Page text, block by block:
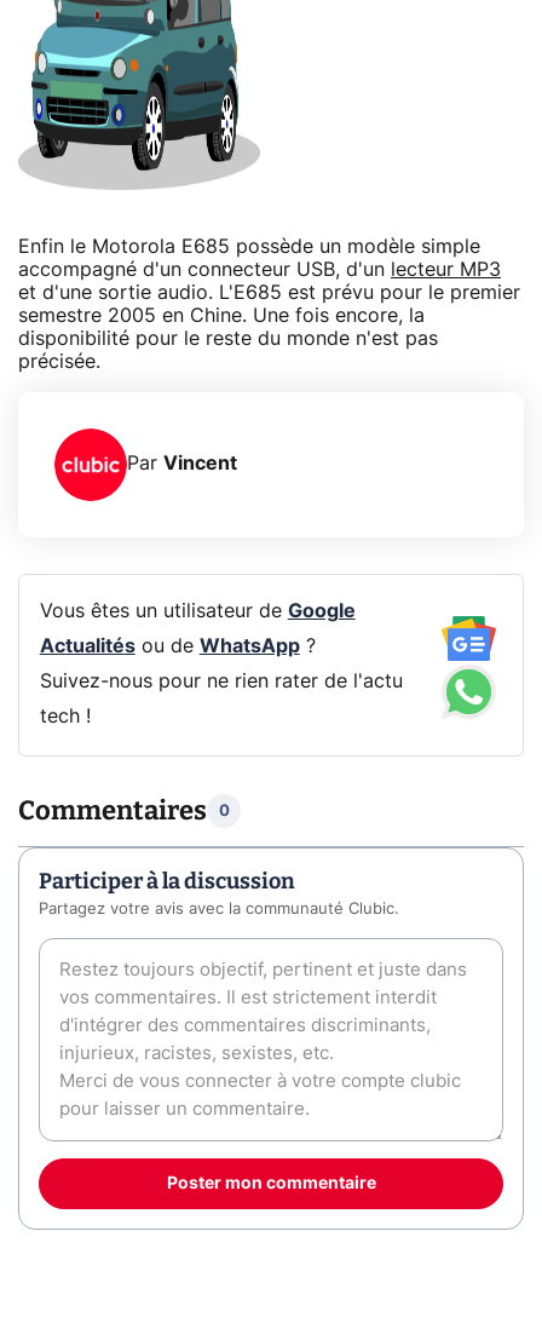
Enfin le Motorola E685 possède un modèle simple
accompagné d'un connecteur USB, d'un lecteur MP3
et d'une sortie audio. L'E685 est prévu pour le premier
semestre 2005 en Chine. Une fois encore, la
disponibilité pour le reste du monde n'est pas
précisée.
Par Vincent
Vous êtes un utilisateur de Google
Actualitésou de WhatsApp?
Suivez-nous pour ne rien rater de l'actu
tech !
Commentaires 0
Participer à la discussion
Partagez votre avis avec la communauté Clubic.
Poster mon commentaire